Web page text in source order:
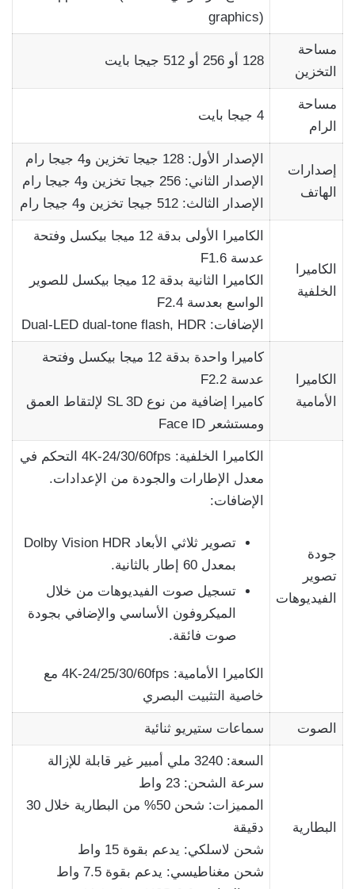
graphics)
مساحة
التخزين
128 أو 256 أو 512 جيجا بايت
مساحة
الرام
4 جيجا بايت
إصدارات
الهاتف
الإصدار الأول: 128 جيجا تخزين و4 جيجا رام
الإصدار الثاني: 256 جيجا تخزين و4 جيجا رام
الإصدار الثالث: 512 جيجا تخزين و4 جيجا رام
الكاميرا
الخلفية
الكاميرا الأولى بدقة 12 ميجا بيكسل وفتحة
عدسة F1.6
الكاميرا الثانية بدقة 12 ميجا بيكسل للصوير
الواسع بعدسة F2.4
الإضافات: Dual-LED dual-tone flash, HDR
الكاميرا
الأمامية
كاميرا واحدة بدقة 12 ميجا بيكسل وفتحة
عدسة F2.2
كاميرا إضافية من نوع SL 3D لإلتقاط العمق
ومستشعر Face ID
جودة
تصوير
الفيديوهات
الكاميرا الخلفية: 4K-24/30/60fps التحكم في
معدل الإطارات والجودة من الإعدادات.
الإضافات:
تصوير ثلاثي الأبعاد Dolby Vision HDR
بمعدل 60 إطار بالثانية.
تسجيل صوت الفيديوهات من خلال
الميكروفون الأساسي والإضافي بجودة
صوت فائقة.
الكاميرا الأمامية: 4K-24/25/30/60fps مع
خاصية التثبيت البصري
الصوت سماعات ستيريو ثنائية
البطارية
السعة: 3240 ملي أمبير غير قابلة للإزالة
سرعة الشحن: 23 واط
المميزات: شحن 50% من البطارية خلال 30
دقيقة
شحن لاسلكي: يدعم بقوة 15 واط
شحن مغناطيسي: يدعم بقوة 7.5 واط